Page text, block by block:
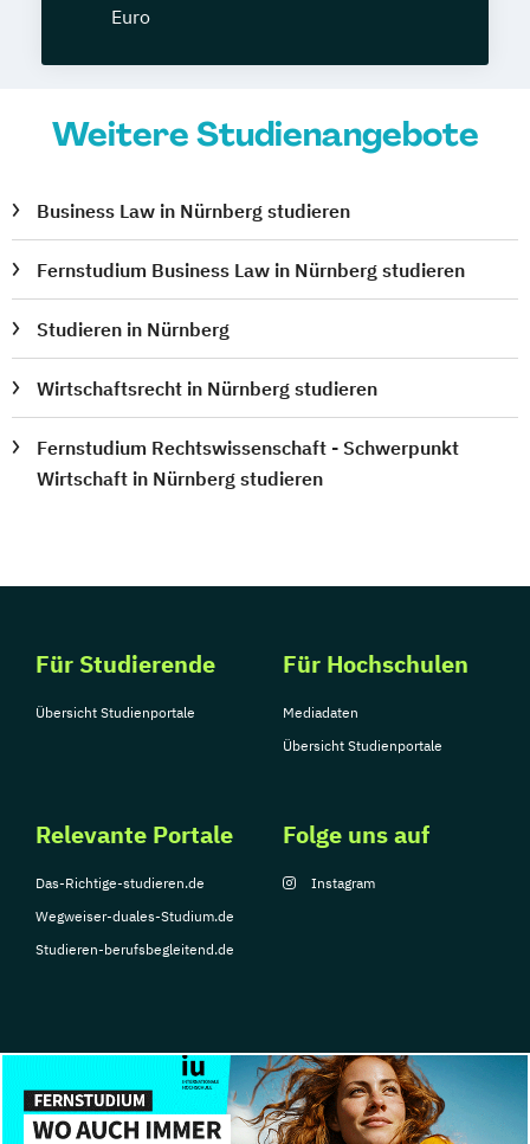
Euro
Weitere Studienangebote
Business Law in Nürnberg studieren
Fernstudium Business Law in Nürnberg studieren
Studieren in Nürnberg
Wirtschaftsrecht in Nürnberg studieren
Fernstudium Rechtswissenschaft - Schwerpunkt
Wirtschaft in Nürnberg studieren
Für Studierende
Übersicht Studienportale
Für Hochschulen
Mediadaten
Übersicht Studienportale
Relevante Portale
Das-Richtige-studieren.de
Wegweiser-duales-Studium.de
Studieren-berufsbegleitend.de
Folge uns auf
Instagram
© Copyright 2026, TarGroup Media GmbH
Impressum
Datenschutzerklärung Nutzungsbedingungen